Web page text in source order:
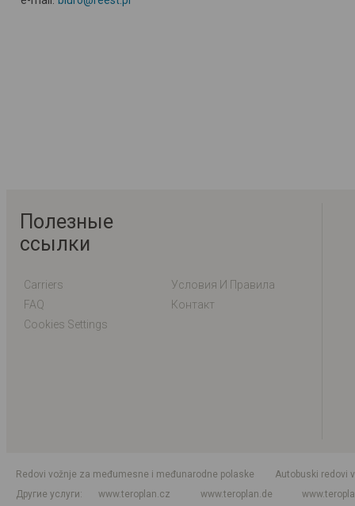
Полезные
ссылки
Carriers
Условия И Правила
FAQ
Контакт
Cookies Settings
Redovi vožnje za međumesne i međunarodne polaske
Autobuski redovi
Другие услуги
www.teroplan.cz www.teroplan.de